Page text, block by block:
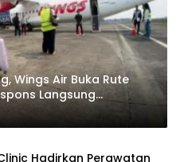
Wings Air Buka Rute
Langsung
Hadirkan Perawatan